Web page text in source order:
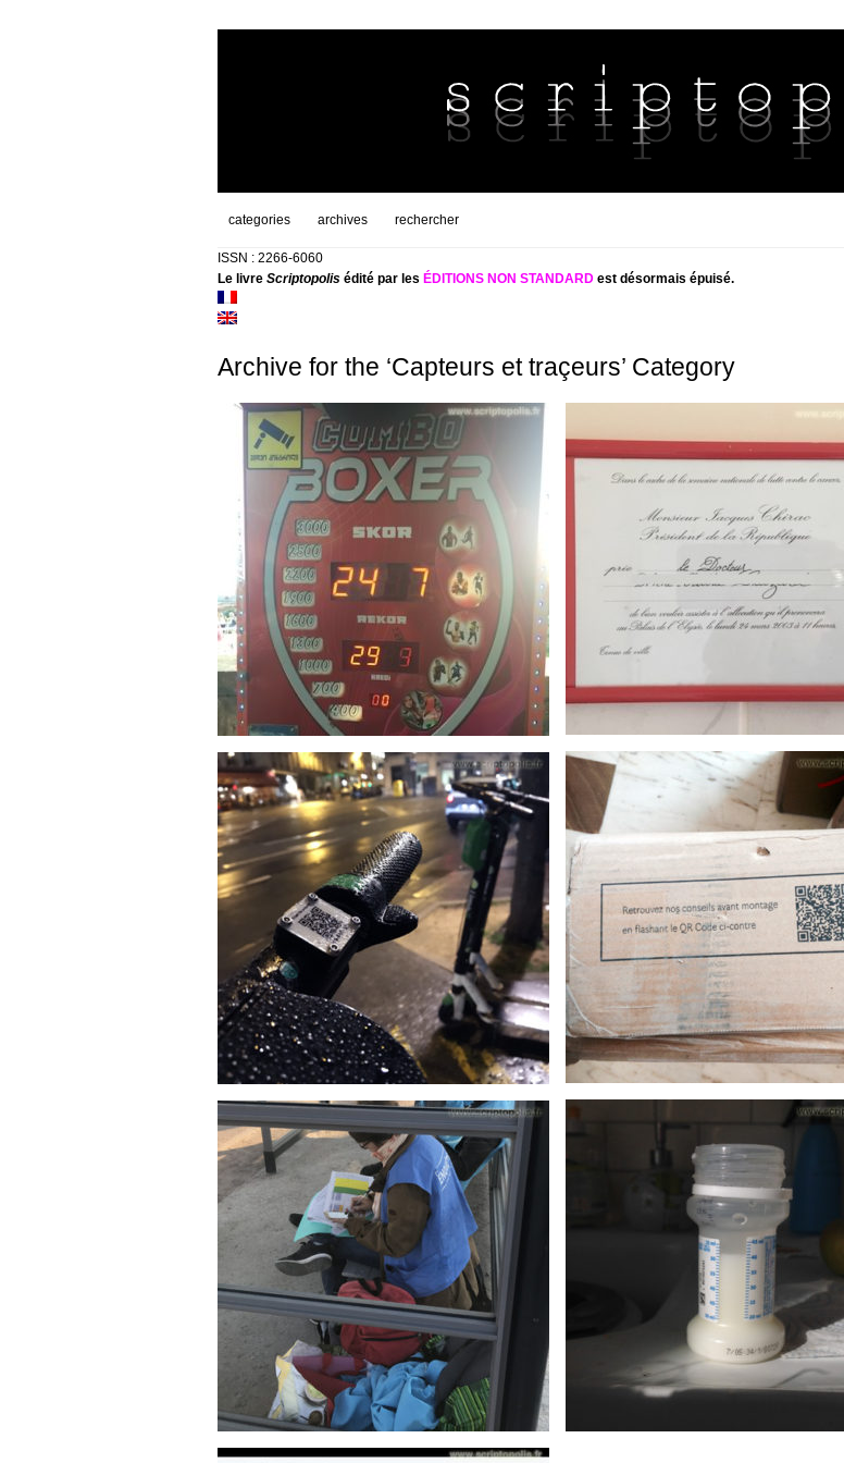
categories archives rechercher
ISSN : 2266-6060
Le livre Scriptopolisédité par les ÉDITIONS NON STANDARDest désormais épuisé.
Archive for the ‘Capteurs et traçeurs’ Category